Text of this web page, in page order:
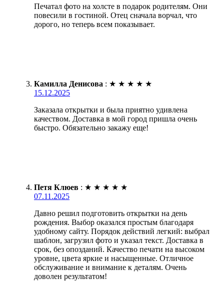
Печатал фото на холсте в подарок родителям. Они
повесили в гостиной. Отец сначала ворчал, что
дорого, но теперь всем показывает.
Камилла Денисова : ★ ★ ★ ★ ★
15.12.2025
Заказала открытки и была приятно удивлена
качеством. Доставка в мой город пришла очень
быстро. Обязательно закажу еще!
Петя Клюев : ★ ★ ★ ★ ★
07.11.2025
Давно решил подготовить открытки на день
рождения. Выбор оказался простым благодаря
удобному сайту. Порядок действий легкий: выбрал
шаблон, загрузил фото и указал текст. Доставка в
срок, без опозданий. Качество печати на высоком
уровне, цвета яркие и насыщенные. Отличное
обслуживание и внимание к деталям. Очень
доволен результатом!